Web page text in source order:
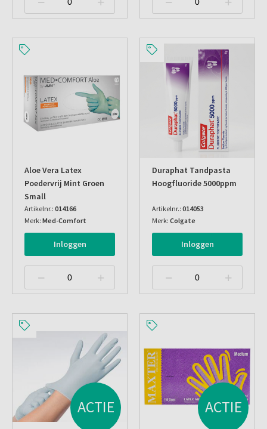
Aloe Vera Latex
Poedervrij Mint Groen
Small
Artikelnr.: 014166
Merk: Med-Comfort
Inloggen
Duraphat Tandpasta
Hoogfluoride 5000ppm
Artikelnr.: 014053
Merk: Colgate
Inloggen
ACTIE ACTIE